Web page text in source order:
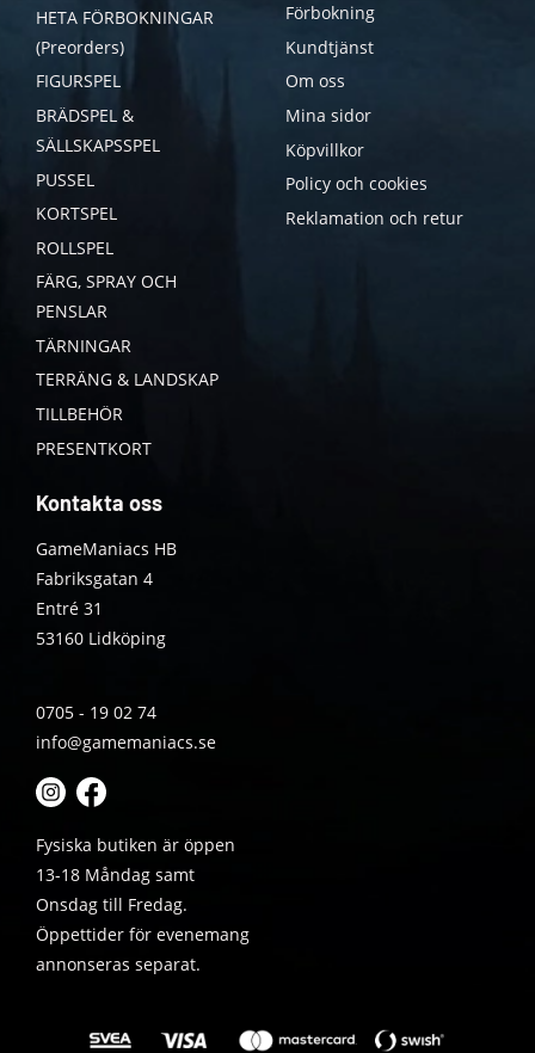
HETA FÖRBOKNINGAR
(Preorders)
FIGURSPEL
BRÄDSPEL &
SÄLLSKAPSSPEL
PUSSEL
KORTSPEL
ROLLSPEL
FÄRG, SPRAY OCH
PENSLAR
TÄRNINGAR
TERRÄNG & LANDSKAP
TILLBEHÖR
PRESENTKORT
Förbokning
Kundtjänst
Om oss
Mina sidor
Köpvillkor
Policy och cookies
Reklamation och retur
Kontakta oss
GameManiacs HB
Fabriksgatan 4
Entré 31
53160 Lidköping
0705 - 19 02 74
info@gamemaniacs.se
Fysiska butiken är öppen
13-18 Måndag samt
Onsdag till Fredag.
Öppettider för evenemang
annonseras separat.